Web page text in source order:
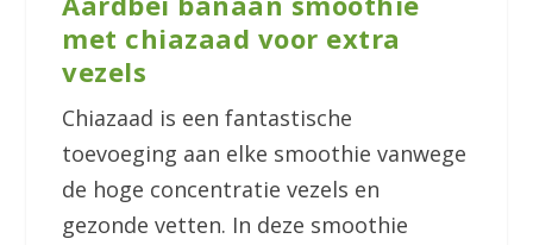
met chiazaad voor extra
vezels
Chiazaad is een fantastische
toevoeging aan elke smoothie vanwege
de hoge concentratie vezels en
gezonde vetten. In deze smoothie